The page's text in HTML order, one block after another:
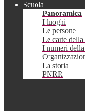
Scuola
Panoramica
I luoghi
Le persone
Le carte della
I numeri della
La storia
PNRR